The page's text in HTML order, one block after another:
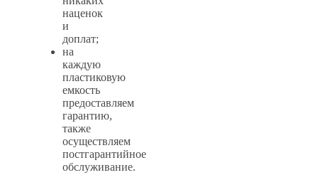
наценок
и
доплат;
на
каждую
пластиковую
емкость
предоставляем
гарантию,
также
осуществляем
постгарантийное
обслуживание.